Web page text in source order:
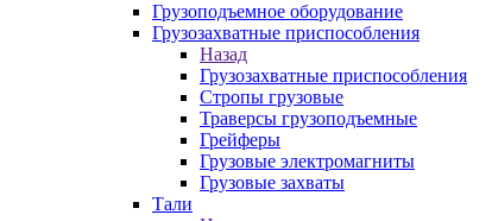
Грузоподъемное оборудование
Грузозахватные приспособления
Назад
Грузозахватные приспособления
Стропы грузовые
Траверсы грузоподъемные
Грейферы
Грузовые электромагниты
Грузовые захваты
Тали